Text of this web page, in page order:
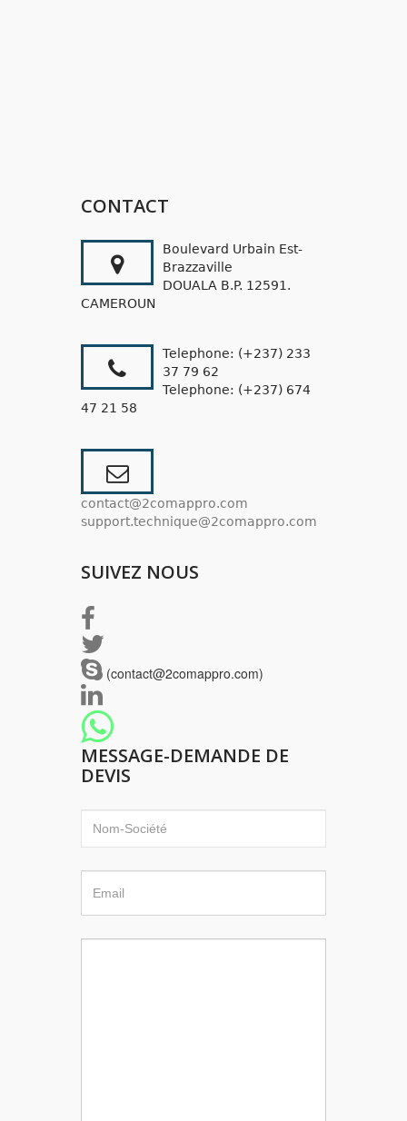
CONTACT
Boulevard Urbain Est-
Brazzaville
DOUALA B.P. 12591.
CAMEROUN
Telephone: (+237) 233
37 79 62
Telephone: (+237) 674
47 21 58
contact@2comappro.com
support.technique@2comappro.com
SUIVEZ NOUS
(contact@2comappro.com)
MESSAGE-DEMANDE DE
DEVIS